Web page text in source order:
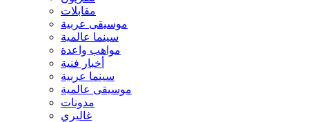
مقابلات
موسيقى عربية
سينما عالمية
مواهب واعدة
أخبار فنية
سينما عربية
موسيقى عالمية
مدونات
غاليري